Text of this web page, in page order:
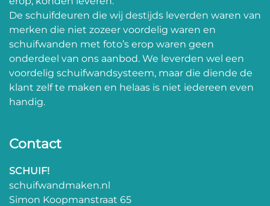
De schuifdeuren die wij destijds leverden waren van
merken die niet zozeer voordelig waren en
schuifwanden met foto’s erop waren geen
onderdeel van ons aanbod. We leverden wel een
voordelig schuifwandsysteem, maar die diende de
klant zelf te maken en helaas is niet iedereen even
handig.
Contact
SCHUIF!
schuifwandmaken.nl
Simon Koopmanstraat 65